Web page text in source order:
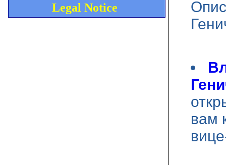
Legal Notice
вам